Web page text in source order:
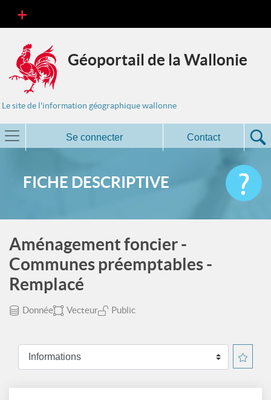
Géoportail de la Wallonie
Le site de l'information géographique wallonne
Se connecter Contact
FICHE DESCRIPTIVE
Aménagement foncier -
Communes préemptables -
Remplacé
Donnée Vecteur Public